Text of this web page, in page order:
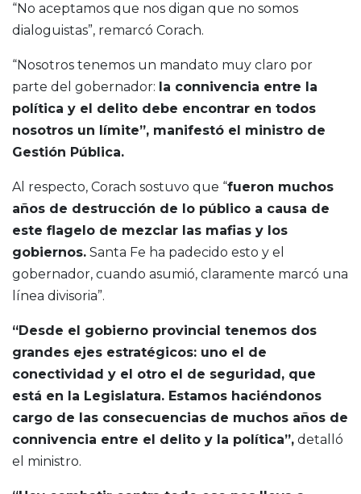
“No aceptamos que nos digan que no somos
dialoguistas”, remarcó Corach.
“Nosotros tenemos un mandato muy claro por
parte del gobernador: la connivencia entre la
política y el delito debe encontrar en todos
nosotros un límite”, manifestó el ministro de
Gestión Pública.
Al respecto, Corach sostuvo que “fueron muchos
años de destrucción de lo público a causa de
este flagelo de mezclar las mafias y los
gobiernos. Santa Fe ha padecido esto y el
gobernador, cuando asumió, claramente marcó una
línea divisoria”.
“Desde el gobierno provincial tenemos dos
grandes ejes estratégicos: uno el de
conectividad y el otro el de seguridad, que
está en la Legislatura. Estamos haciéndonos
cargo de las consecuencias de muchos años de
connivencia entre el delito y la política”, detalló
el ministro.